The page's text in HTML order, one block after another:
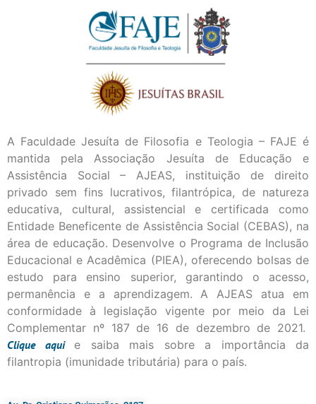
A Faculdade Jesuíta de Filosofia e Teologia – FAJE é
mantida pela Associação Jesuíta de Educação e
Assistência Social – AJEAS, instituição de direito
privado sem fins lucrativos, filantrópica, de natureza
educativa, cultural, assistencial e certificada como
Entidade Beneficente de Assistência Social (CEBAS), na
área de educação. Desenvolve o Programa de Inclusão
Educacional e Acadêmica (PIEA), oferecendo bolsas de
estudo para ensino superior, garantindo o acesso,
permanência e a aprendizagem. A AJEAS atua em
conformidade à legislação vigente por meio da Lei
Complementar nº 187 de 16 de dezembro de 2021.
Cliqueaqui
e saiba mais sobre a importância da
filantropia (imunidade tributária) para o país.